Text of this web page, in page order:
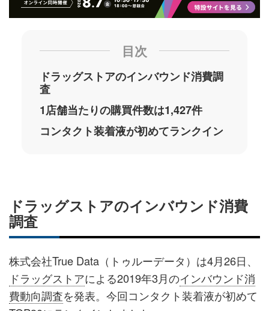
目次
ドラッグストアのインバウンド消費調
査
1店舗当たりの購買件数は1,427件
コンタクト装着液が初めてランクイン
ドラッグストアのインバウンド消費
調査
株式会社True Data（トゥルーデータ）は4月26日、
ドラッグストアによる2019年3月のインバウンド消
費動向調査を発表。今回コンタクト装着液が初めて